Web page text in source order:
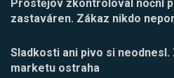
Prostějov zkontroloval noční
zastaváren. Zákaz nikdo
Sladkosti ani pivo si neodnesl.
marketu ostraha